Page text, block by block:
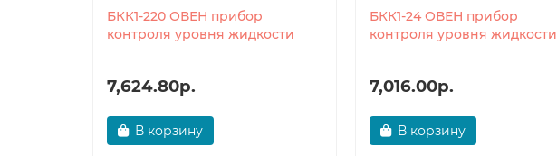
БКК1-220 ОВЕН прибор
контроля уровня жидкости
7,624.80р.
В корзину
БКК1-24 ОВЕН прибор
контроля уровня жидкости
7,016.00р.
В корзину